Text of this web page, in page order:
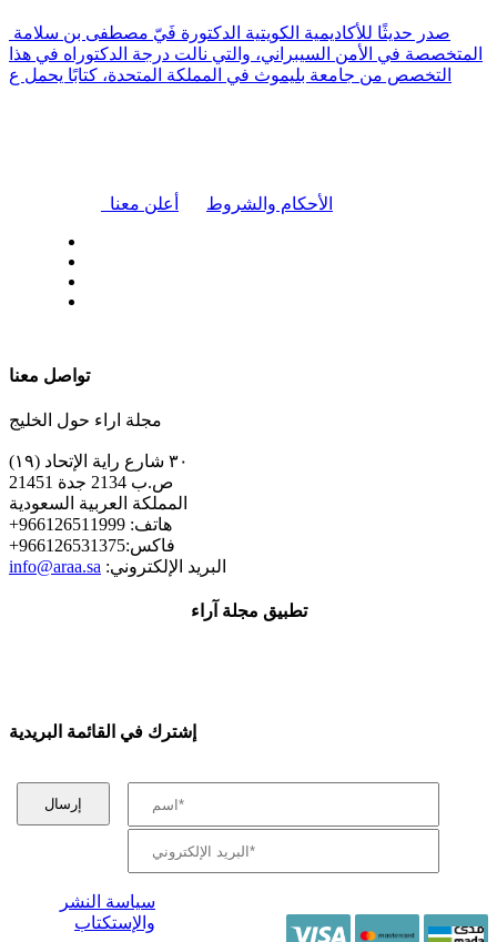
المتخصصة في الأمن السيبراني، والتي نالت درجة الدكتوراه في هذا
التخصص من جامعة بليموث في المملكة المتحدة، كتابًا يحمل ع
أعلن معنا الأحكام والشروط
تواصل معنا
مجلة اراء حول الخليج
٣٠ شارع راية الإتحاد (١٩)
ص.ب 2134 جدة 21451
المملكة العربية السعودية
+هاتف: 966126511999
+فاكس:966126531375
info@araa.sa :البريد الإلكتروني
تطبيق مجلة آراء
إشترك في القائمة البريدية
سياسة النشر
والإستكتاب